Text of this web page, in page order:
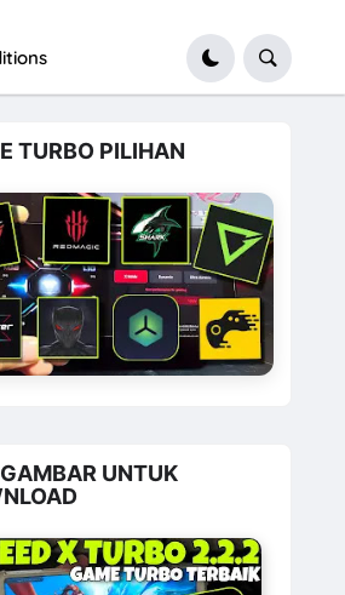
TURBO PILIHAN
UNTUK